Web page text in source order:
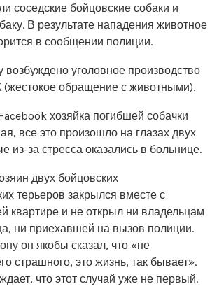
соседские бойцовские собаки и
В результате нападения животное
в сообщении полиции.
возбуждено уголовное производство
(жестокое обращение с животными).
хозяйка погибшей собачки
все это произошло на глазах двух
из-за стресса оказались в больнице.
двух бойцовских
терьеров закрылся вместе с
квартире и не открыл ни владельцам
ни приехавшей на вызов полиции.
он якобы сказал, что «не
страшного, это жизнь, так бывает».
что этот случай уже не первый.